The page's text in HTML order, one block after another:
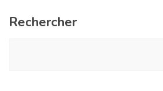
Rechercher